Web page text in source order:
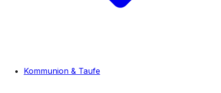
Kommunion & Taufe